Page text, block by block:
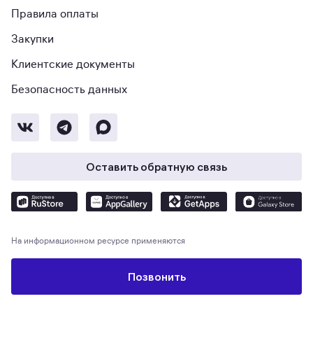
Позвонить
Правила оплаты
Закупки
Клиентские документы
Безопасность данных
Оставить обратную связь
На информационном ресурсе применяются
© Метр квадратный, 2026. М2 — экосистема для поиска и покупки